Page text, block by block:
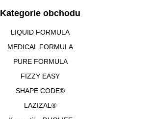
Kategorie obchodu
LIQUID FORMULA
MEDICAL FORMULA
PURE FORMULA
FIZZY EASY
SHAPE CODE®
LAZIZAL®